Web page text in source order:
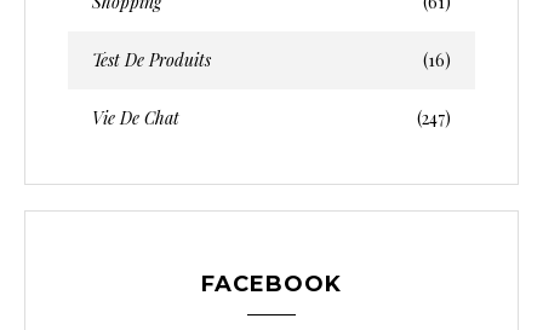
Test De Produits (16)
Vie De Chat (247)
FACEBOOK